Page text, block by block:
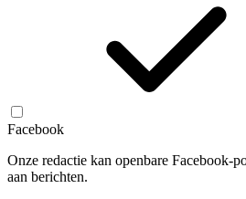
Facebook
Onze redactie kan openbare Facebook-
aan berichten.